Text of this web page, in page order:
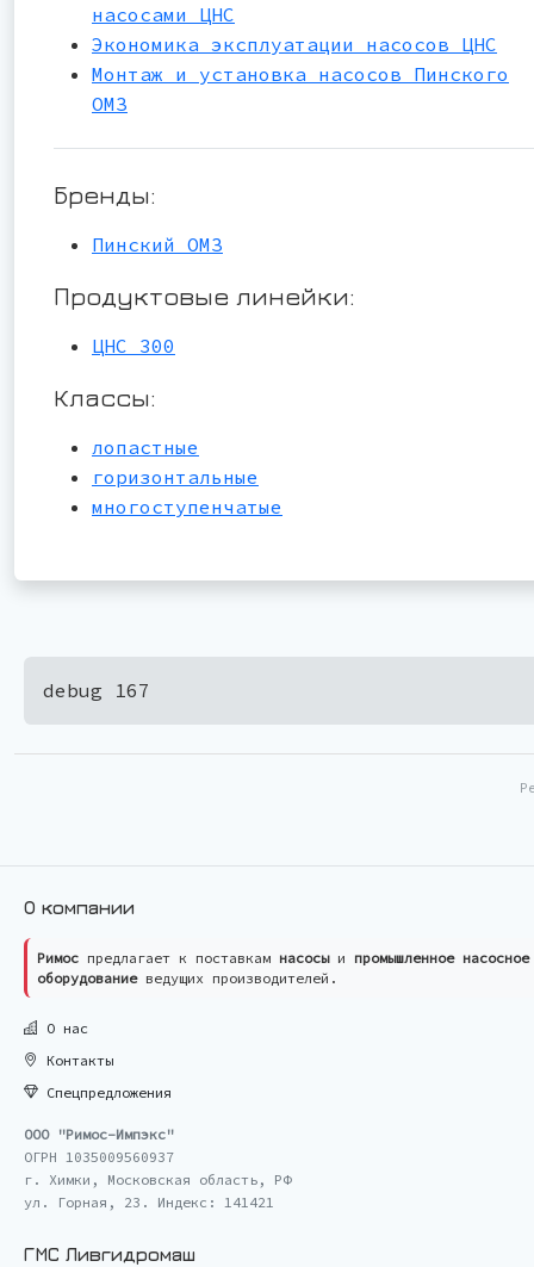
насосами ЦНС
Экономика эксплуатации насосов ЦНС
Монтаж и установка насосов Пинского
ОМЗ
Бренды:
Пинский ОМЗ
Продуктовые линейки:
ЦНС 300
Классы:
лопастные
горизонтальные
многоступенчатые
debug 167
О компании
Римос предлагает к поставкам насосыи промышленное насосное
оборудованиеведущих производителей.
О нас
Контакты
Спецпредложения
ООО "Римос-Импэкс"
ОГРН 1035009560937
г. Химки, Московская область, РФ
ул. Горная, 23. Индекс: 141421
ГМС Ливгидромаш